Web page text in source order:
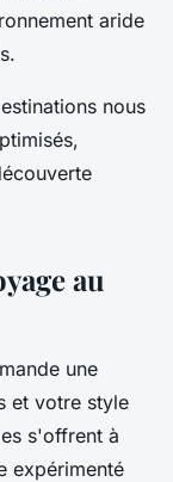
aride
nous
au
une
et votre style
s'offrent à
expérimenté